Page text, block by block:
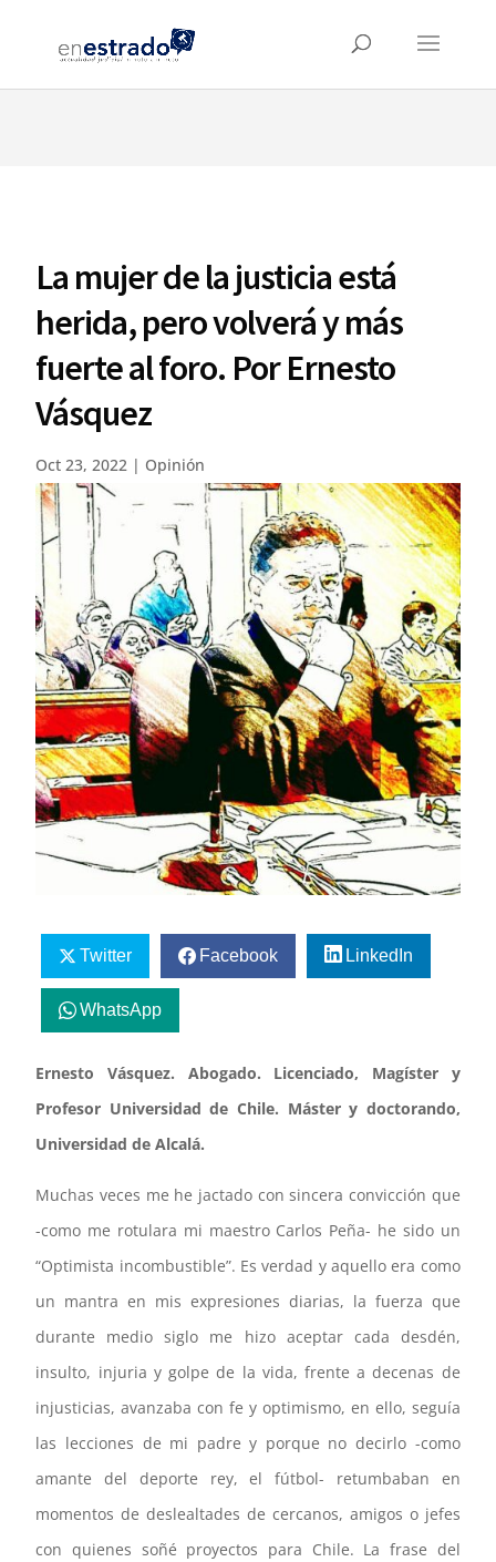
⚠️ Hosting plan for this site has expired.
avoid service disruption.
La mujer de la justicia está
herida, pero volverá y más
fuerte al foro. Por Ernesto
Vásquez
Oct 23, 2022 | Opinión
Twitter Facebook LinkedIn
WhatsApp
Ernesto Vásquez. Abogado. Licenciado, Magíster y
Profesor Universidad de Chile. Máster y doctorando,
Universidad de Alcalá.
Muchas veces me he jactado con sincera convicción que
-como me rotulara mi maestro Carlos Peña- he sido un
“Optimista incombustible”. Es verdad y aquello era como
un mantra en mis expresiones diarias, la fuerza que
durante medio siglo me hizo aceptar cada desdén,
insulto, injuria y golpe de la vida, frente a decenas de
injusticias, avanzaba con fe y optimismo, en ello, seguía
las lecciones de mi padre y porque no decirlo -como
amante del deporte rey, el fútbol- retumbaban en
momentos de deslealtades de cercanos, amigos o jefes
con quienes soñé proyectos para Chile. La frase del